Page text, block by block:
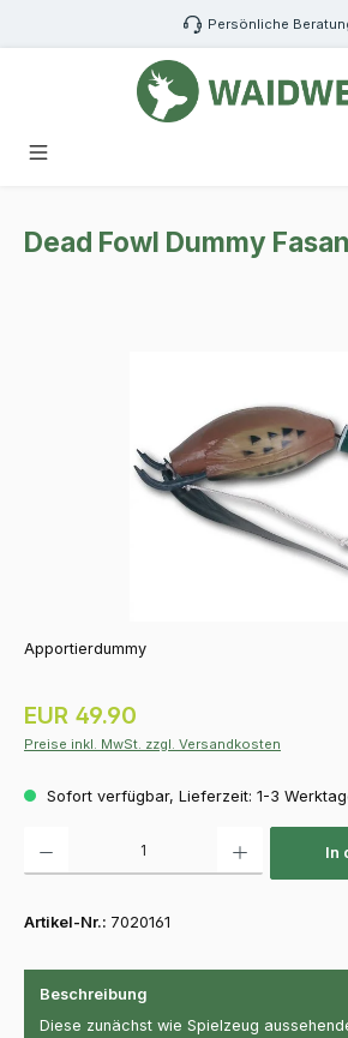
Zum Hauptinhalt springen Persönliche
Dead Fowl Dummy Fasan
Apportierdummy
Regulärer Preis:
EUR 49.90
Preise inkl. MwSt. zzgl. Versandkosten
Sofort verfügbar, Lieferzeit: 1-3
In
Artikel-Nr.: 7020161
Beschreibung
Diese zunächst wie Spielzeug